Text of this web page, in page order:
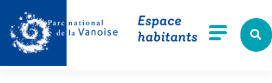
Aller à la recherche